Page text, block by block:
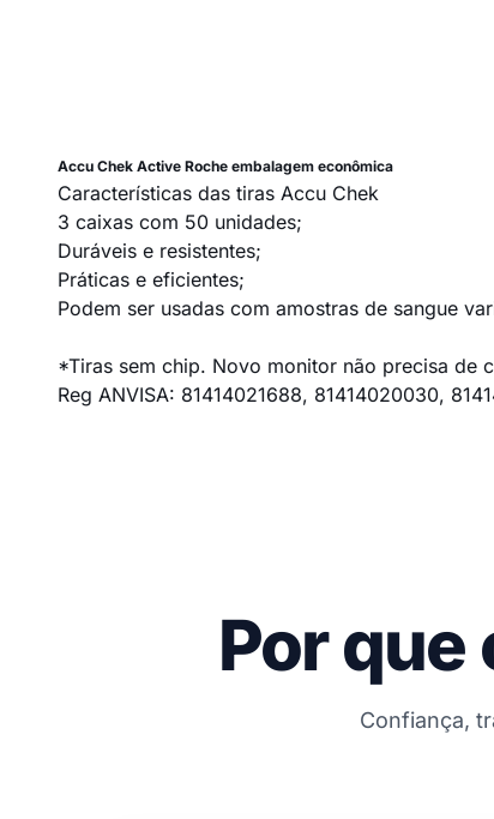
Accu Chek Active Roche embalagem econômica
Características das tiras Accu Chek
3 caixas com 50 unidades;
Duráveis e resistentes;
Práticas e eficientes;
Podem ser usadas com amostras de sangue
*Tiras sem chip. Novo monitor não precisa de
Reg ANVISA: 81414021688, 81414020030,
Por que
Confiança,